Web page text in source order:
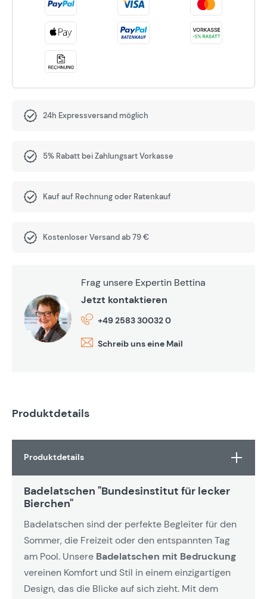
24h Expressversand möglich
5% Rabatt bei Zahlungsart Vorkasse
Kauf auf Rechnung oder Ratenkauf
Kostenloser Versand ab 79 €
Frag unsere Expertin Bettina
Jetzt kontaktieren
+49 2583 30032 0
Schreib uns eine Mail
Produktdetails
Produktdetails
Badelatschen "Bundesinstitut für lecker
Bierchen"
Badelatschen sind der perfekte Begleiter für den
Sommer, die Freizeit oder den entspannten Tag
am Pool. Unsere Badelatschen mit Bedruckung
vereinen Komfort und Stil in einem einzigartigen
Design, das die Blicke auf sich zieht. Mit dem